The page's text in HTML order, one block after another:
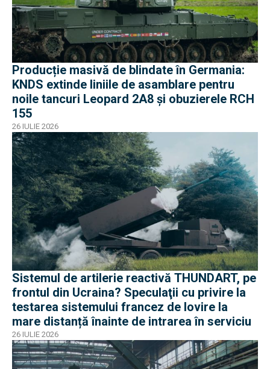
Producție masivă de blindate în Germania:
KNDS extinde liniile de asamblare pentru
noile tancuri Leopard 2A8 și obuzierele RCH
155
26 IULIE 2026
Sistemul de artilerie reactivă THUNDART, pe
frontul din Ucraina? Speculaţii cu privire la
testarea sistemului francez de lovire la
mare distanță înainte de intrarea în serviciu
26 IULIE 2026